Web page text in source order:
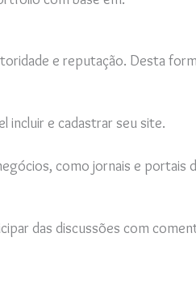
e reputação. Desta
incluir e cadastrar seu site.
como jornais e portais
das discussões com